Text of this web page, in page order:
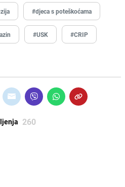
#djeca s poteškoćama
#USK #CRIP
260